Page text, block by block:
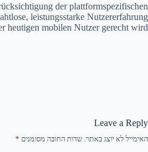
der plattformspezifischen
leistungsstarke Nutzererfahrung
heutigen mobilen Nutzer gerecht wird.
Leave a Reply
האימייל לא יוצג באתר. שדות החובה מסומנים *